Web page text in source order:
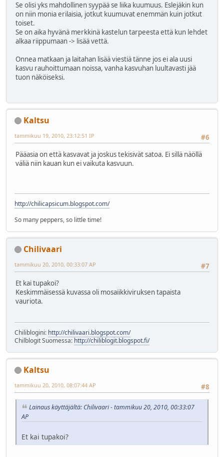
Se olisi yks mahdollinen syypää se liika kuumuus. Eslejäkin kun
on niin monia erilaisia, jotkut kuumuvat enemmän kuin jotkut
toiset.
Se on aika hyvänä merkkinä kastelun tarpeesta että kun lehdet
alkaa riippumaan -> lisää vettä.
Onnea matkaan ja laitahan lisää viestiä tänne jos ei ala uusi
kasvu rauhoittumaan noissa, vanha kasvuhan luultavasti jää
tuon näköiseksi.
Kaltsu
#6
tammikuu 19, 2010, 23:12:51 IP
Pääasia on että kasvavat ja joskus tekisivät satoa. Ei sillä näöllä
väliä niin kauan kun ei vaikuta kasvuun.
http://chilicapsicum.blogspot.com/
So many peppers, so little time!
Chilivaari
#7
tammikuu 20, 2010, 00:33:07 AP
Et kai tupakoi?
Keskimmäisessä kuvassa oli mosaiikkiviruksen tapaista
vauriota.
Chiliblogini: http://chilivaari.blogspot.com/
Chilblogit Suomessa: http://chiliblogit.blogspot.fi/
Kaltsu
#8
tammikuu 20, 2010, 08:07:44 AP
Lainaus käyttäjältä: Chilivaari - tammikuu 20, 2010, 00:33:07
AP
Et kai tupakoi?